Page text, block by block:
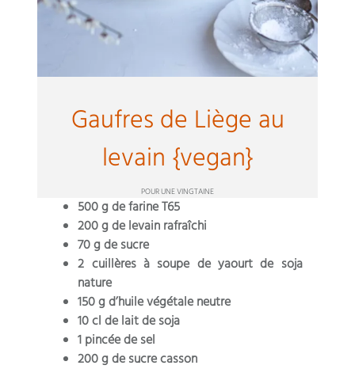
Gaufres de Liège au
levain {vegan}
POUR UNE VINGTAINE
500 g de farine T65
200 g de levain rafraîchi
70 g de sucre
2 cuillères à soupe de yaourt de soja
nature
150 g d’huile végétale neutre
10 cl de lait de soja
1 pincée de sel
200 g de sucre casson